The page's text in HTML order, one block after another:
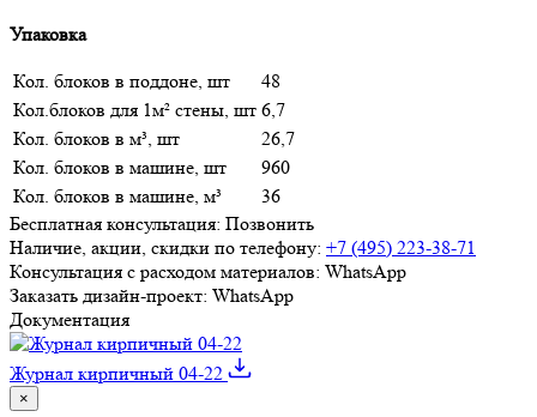
Упаковка
Кол. блоков в поддоне, шт
48
Кол.блоков для 1м² стены, шт 6,7
Кол. блоков в м³, шт
26,7
Кол. блоков в машине, шт
960
Кол. блоков в машине, м³
36
Бесплатная консультация: Позвонить
Наличие, акции, скидки по телефону: +7 (495) 223-38-71
Консультация с расходом материалов: WhatsApp
Заказать дизайн-проект: WhatsApp
Документация
Журнал кирпичный 04-22
×